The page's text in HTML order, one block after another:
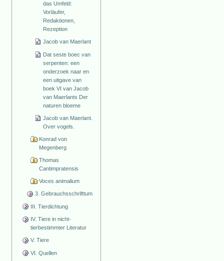
das Umfeld:
Vorläufer,
Redaktionen,
Rezeption
Jacob van Maerlant
Dat seste boec van
serpenten: een
onderzoek naar en
een uitgave van
boek VI van Jacob
van Maerlants Der
naturen bloeme
Jacob van Maerlant.
Over vogels.
Konrad von
Megenberg
Thomas
Cantimpratensis
Voces animalium
3. Gebrauchsschrifttum
III. Tierdichtung
IV. Tiere in nicht-
tierbestimmter Literatur
V. Tiere
VI. Quellen